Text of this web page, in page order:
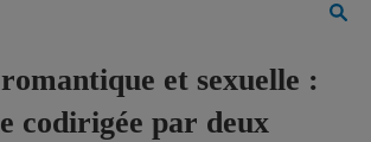
et sexuelle :
codirigée par deux